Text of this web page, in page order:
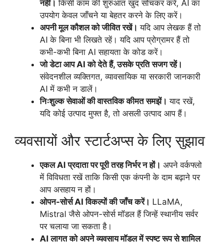
नहीं। किसी काम की शुरुआत खुद सोचकर करें, AI का
उपयोग केवल जाँचने या बेहतर करने के लिए करें।
अपनी मूल कौशल को जीवित रखें। यदि आप लेखक हैं तो
AI के बिना भी लिखते रहें। यदि आप प्रोग्रामर हैं तो
कभी-कभी बिना AI सहायता के कोड करें।
जो डेटा आप AI को देते हैं, उसके प्रति सजग रहें।
संवेदनशील व्यक्तिगत, व्यावसायिक या सरकारी जानकारी
AI में कभी न डालें।
निःशुल्क सेवाओं की वास्तविक कीमत समझें। याद रखें,
यदि कोई उत्पाद मुफ्त है, तो असली उत्पाद आप हैं।
व्यवसायों और स्टार्टअप्स के लिए सुझाव
एकल AI प्रदाता पर पूरी तरह निर्भर न हों। अपने वर्कफ्लो
में विविधता रखें ताकि किसी एक कंपनी के दाम बढ़ाने पर
आप असहाय न हों।
ओपन-सोर्स AI विकल्पों की जाँच करें। LLaMA,
Mistral जैसे ओपन-सोर्स मॉडल हैं जिन्हें स्थानीय सर्वर
पर चलाया जा सकता है।
AI लागत को अपने व्यवसाय मॉडल में स्पष्ट रूप से शामिल